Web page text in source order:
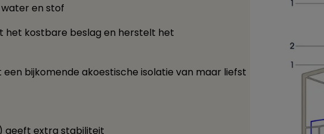
en stof
het kostbare beslag en herstelt het
bijkomende akoestische isolatie van maar liefst
geeft extra stabiliteit